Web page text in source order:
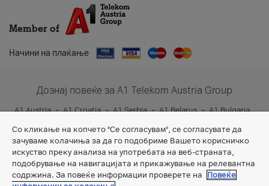
Member of
Начини на плаќање
Дознај повеќе за A1 Telekom Austria Group
A1 Austria A1 Croatia A1 Serbia A1 Belarus
A1 Bulgaria
Со кликање на копчето "Се согласувам", се согласувате да
зачуваме колачиња за да го подобриме Вашето корисничко
искуство преку анализа на употребата на веб-страната,
подобрување на навигацијата и прикажување на релевантна
содржина. За повеќе информации проверете на
Повеќе